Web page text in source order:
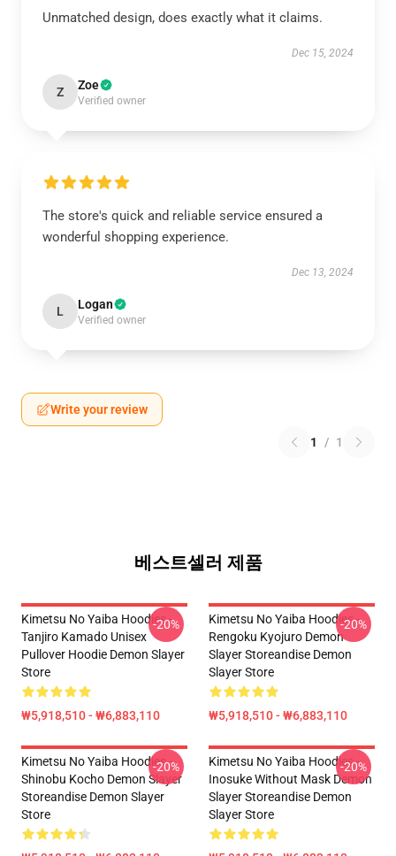
Unmatched design, does exactly what it claims.
Dec 15, 2024
Z Zoe
Verified owner
The store's quick and reliable service ensured a
wonderful shopping experience.
Dec 13, 2024
L Logan
Verified owner
Write your review
1 / 1
베스트셀러 제품
Kimetsu No Yaiba Hoodies -
Tanjiro Kamado Unisex
Pullover Hoodie Demon Slayer
Store
₩5,918,510 - ₩6,883,110
-20%
Kimetsu No Yaiba Hoodies -
Rengoku Kyojuro Demon
Slayer Storeandise Demon
Slayer Store
₩5,918,510 - ₩6,883,110
-20%
Kimetsu No Yaiba Hoodies -
Shinobu Kocho Demon Slayer
Storeandise Demon Slayer
Store
-20%
Kimetsu No Yaiba Hoodies -
Inosuke Without Mask Demon
Slayer Storeandise Demon
Slayer Store
-20%